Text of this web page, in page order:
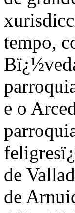
tempo,
e o
de
de